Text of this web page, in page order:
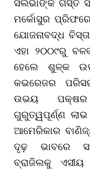
ସିଲଭାଙ୍କ ଗସ୍ତ
ମର୍କୋସୁର
ଯୋଜନାବଦ୍ଧ
ଏହା ୨୦୦୯ରୁ
ହେଲେ ଶୁଳ୍କ
କଭରେଜର
ଉଭୟ ପକ୍ଷର
ଗୁରୁତ୍ୱପୂର୍ଣ୍ଣ
ଆମେରିକାର
ଦୃଢ଼ ଭାବରେ
ବ୍ରାଜିଲକୁ ଏସୀୟ